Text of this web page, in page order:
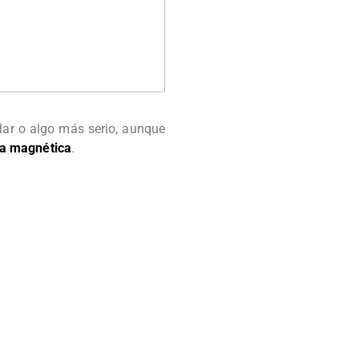
o algo más serio, aunque
magnética.